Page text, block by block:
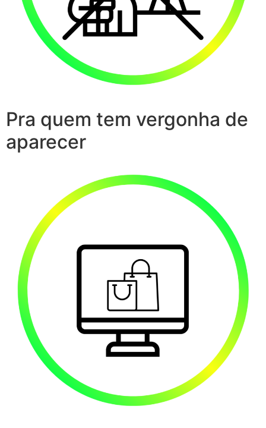
Pra quem tem vergonha de
aparecer